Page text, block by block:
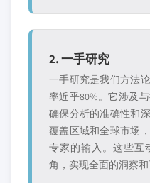
2. 一手研究
一手研究是我们方法
率近乎80%。它涉及
确保分析的准确性和
覆盖区域和全球市场
专家的输入。这些互
角，实现全面的洞察和